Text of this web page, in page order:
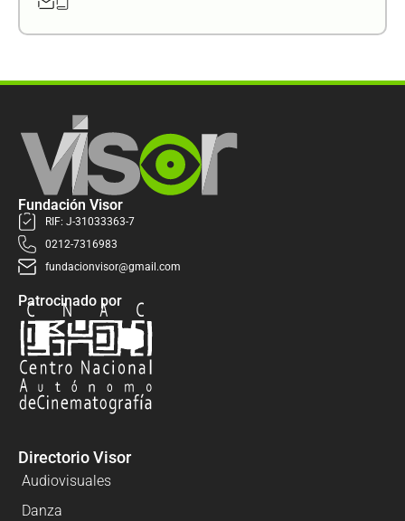
Fundación Visor
RIF: J-31033363-7
0212-7316983
fundacionvisor@gmail.com
Patrocinado por
Directorio Visor
Audiovisuales
Danza